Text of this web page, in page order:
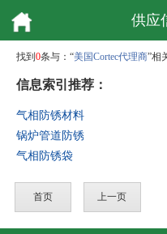
供应
找到 0条与：“美国Cortec代理商”相
信息索引推荐：
气相防锈材料
锅炉管道防锈
气相防锈袋
首页 上一页